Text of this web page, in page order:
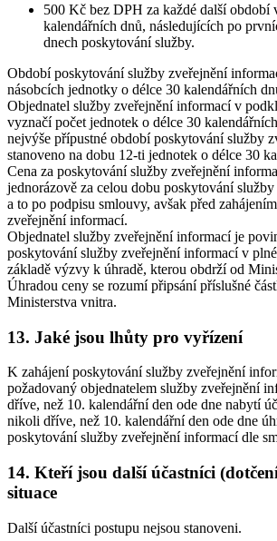
500 Kč bez DPH za každé další období
kalendářních dnů, následujících po
dnech poskytování služby.
Období poskytování služby zveřejnění
násobcích jednotky o délce 30 kalendářních
Objednatel služby zveřejnění informací v
vyznačí počet jednotek o délce 30
nejvýše přípustné období poskytování služby
stanoveno na dobu 12-ti jednotek o délce 30
Cena za poskytování služby zveřejnění
jednorázově za celou dobu poskytování
a to po podpisu smlouvy, avšak před
zveřejnění informací.
Objednatel služby zveřejnění informací je
poskytování služby zveřejnění informací v
základě výzvy k úhradě, kterou obdrží od
Úhradou ceny se rozumí připsání příslušné
Ministerstva vnitra.
13. Jaké jsou lhůty pro vyřízení
K zahájení poskytování služby zveřejnění
požadovaný objednatelem služby zveřejnění
dříve, než 10. kalendářní den ode dne nabytí
nikoli dříve, než 10. kalendářní den ode dne
poskytování služby zveřejnění informací dle
14. Kteří jsou další účastníci
situace
Další účastníci postupu nejsou stanoveni.